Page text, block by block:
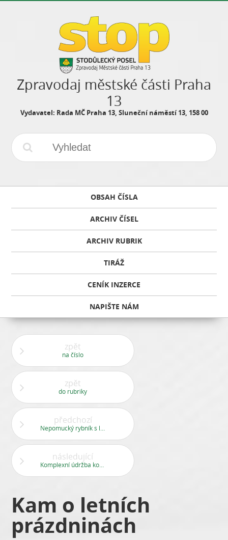
Zpravodaj městské části Praha
13
Vydavatel: Rada MČ Praha 13, Sluneční náměstí 13, 158 00
OBSAH ČÍSLA
ARCHIV ČÍSEL
ARCHIV RUBRIK
TIRÁŽ
CENÍK INZERCE
NAPIŠTE NÁM
zpět
na číslo
zpět
do rubriky
předchozí
následující
Kam o letních
prázdninách